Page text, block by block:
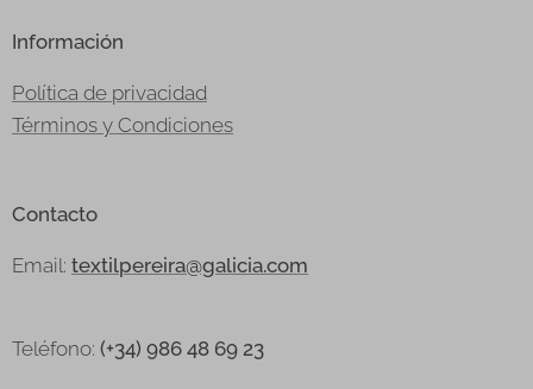
Información
Política de privacidad
Términos y Condiciones
Contacto
Email: textilpereira@galicia.com
Teléfono: (+34) 986 48 69 23